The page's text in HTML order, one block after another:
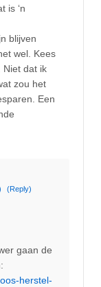
is ‘n
blijven
wel. Kees
Niet dat ik
zou het
Een
(Reply)
gaan de
herstel-